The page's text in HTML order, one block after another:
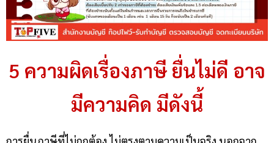
5 ความผิดเรื่องภาษี ยื่นไม่ดี อาจ
มีความคิด มีดังนี้